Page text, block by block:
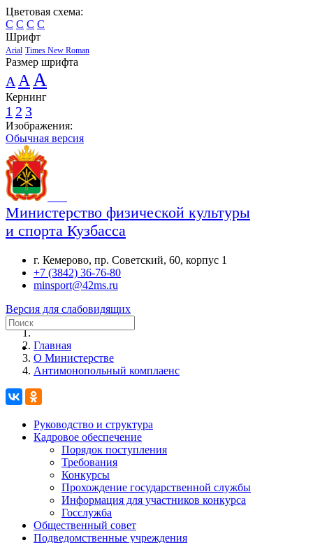
Цветовая схема:
C C C C
Шрифт
Arial Times New Roman
Размер шрифта
A A A
Кернинг
1 2 3
Изображения:
Обычная версия
Министерство физической культуры
и спорта Кузбасса
г. Кемерово, пр. Советский, 60, корпус 1
+7 (3842) 36-76-80
minsport@42ms.ru
Версия для слабовидящих
Главная
О Министерстве
Антимонопольный комплаенс
Руководство и структура
Кадровое обеспечение
Порядок поступления
Требования
Конкурсы
Прохождение государственной службы
Информация для участников конкурса
Госслужба
Общественный совет
Подведомственные учреждения